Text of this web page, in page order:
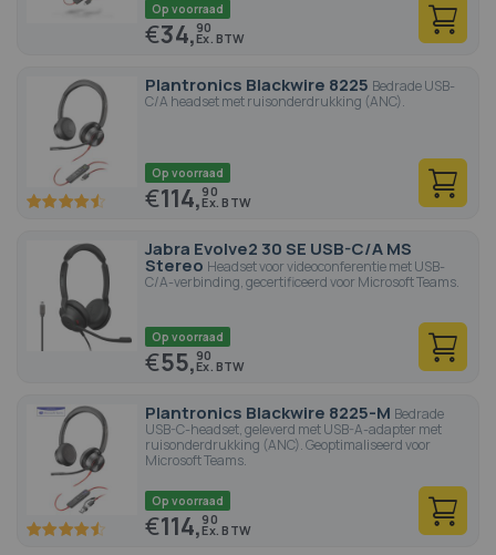
Op voorraad
€34,90
Plantronics Blackwire 8225 Bedrade USB-
C/A headset met ruisonderdrukking (ANC).
90 100
Op voorraad
€114,90
Jabra Evolve2 30 SE USB-C/A MS
Stereo Headset voor videoconferentie met USB-
C/A-verbinding, gecertificeerd voor Microsoft Teams.
Op voorraad
€55,90
Plantronics Blackwire 8225-M Bedrade
USB-C-headset, geleverd met USB-A-adapter met
ruisonderdrukking (ANC). Geoptimaliseerd voor
Microsoft Teams.
90 100
Op voorraad
€114,90